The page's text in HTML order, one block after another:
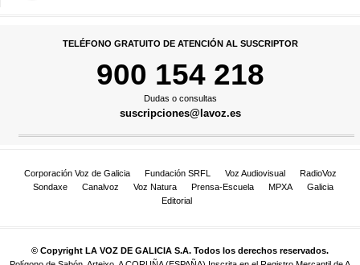
TELÉFONO GRATUITO DE ATENCIÓN AL SUSCRIPTOR
900 154 218
Dudas o consultas
suscripciones@lavoz.es
Corporación Voz de Galicia Fundación SRFL Voz Audiovisual
RadioVoz
Sondaxe
Canalvoz Voz Natura Prensa-Escuela MPXA
Galicia
Editorial
© Copyright LA VOZ DE GALICIA S.A. Todos los derechos reservados.